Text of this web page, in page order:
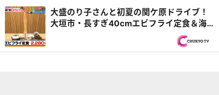
大盛のり子さんと初夏の関ケ原ドライブ！
大垣市・長すぎ40cmエビフライ定食＆海
津市・飛騨牛中華食べ放題！？『PS純金